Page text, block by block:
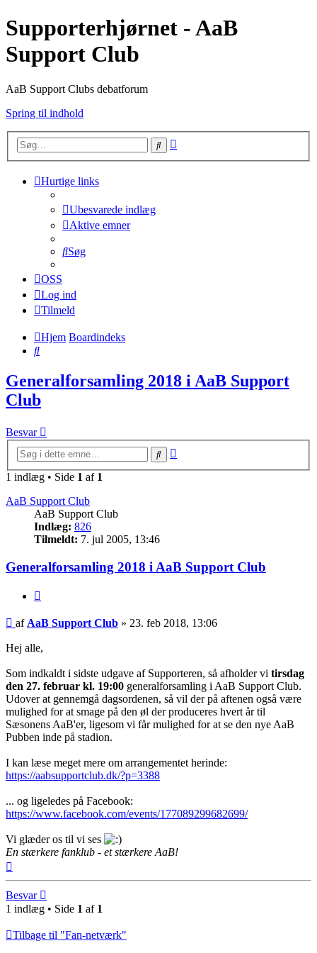
Supporterhjørnet - AaB
Support Club
AaB Support Clubs debatforum
Spring til indhold
Søg
Hurtige links
Ubesvarede indlæg
Aktive emner
Søg
OSS
Log ind
Tilmeld
Hjem Boardindeks
Søg
Generalforsamling 2018 i AaB Support
Club
Besvar
Søg
1 indlæg • Side 1 af 1
AaB Support Club
AaB Support Club
Indlæg: 826
Tilmeldt: 7. jul 2005, 13:46
Generalforsamling 2018 i AaB Support Club
Indlæg
af AaB Support Club » 23. feb 2018, 13:06
Hej alle,
Som indkaldt i sidste udgave af Supporteren, så afholder vi tirsdag
den 27. februar kl. 19:00 generalforsamling i AaB Support Club.
Udover at gennemgå dagsordenen, så vil der på aftenen også være
mulighed for at smage på den øl der produceres hvert år til
Sæsonens AaB'er, ligesom vi får mulighed for at se den nye AaB
Pubben inde på stadion.
I kan læse meget mere om arrangementet herinde:
https://aabsupportclub.dk/?p=3388
... og ligeledes på Facebook:
https://www.facebook.com/events/177089299682699/
Vi glæder os til vi ses
En stærkere fanklub - et stærkere AaB!
Besvar
1 indlæg • Side 1 af 1
Tilbage til "Fan-netværk"